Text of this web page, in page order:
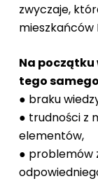
zwyczaje,
mieszkańców
Na
tego
● braku
● trudności z
elementów,
● problemów